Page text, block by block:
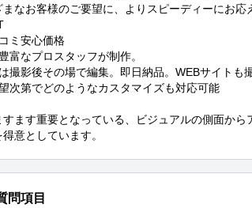
まなお客様のご要望に、よりスピーディーにお応
ミ安心価格
富なプロスタッフが制作。
撮影後その場で編集。即日納品。WEBサイトも
次第でどのようなカスタマイズも対応可能
すます重要となっている、ビジュアルの側面か
意としています。
問項目